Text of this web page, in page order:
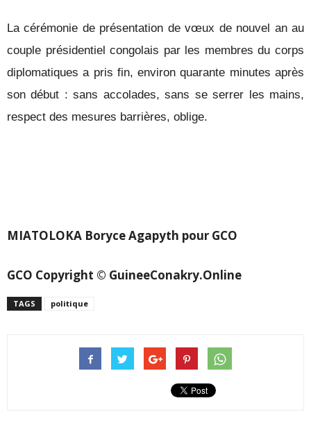
La cérémonie de présentation de vœux de nouvel an au
couple présidentiel congolais par les membres du corps
diplomatiques a pris fin, environ quarante minutes après
son début : sans accolades, sans se serrer les mains,
respect des mesures barrières, oblige.
MIATOLOKA Boryce Agapyth pour GCO
GCO Copyright © GuineeConakry.Online
TAGS politique